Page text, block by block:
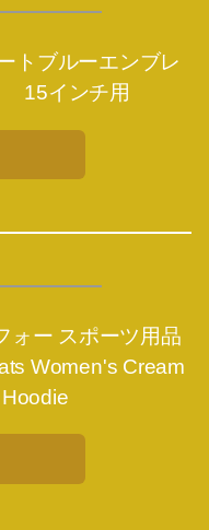
トブルーエンブレ
15インチ用
ォー スポーツ用品
Women's Cream